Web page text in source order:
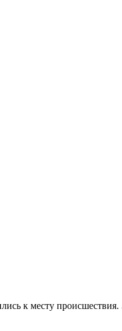
к месту